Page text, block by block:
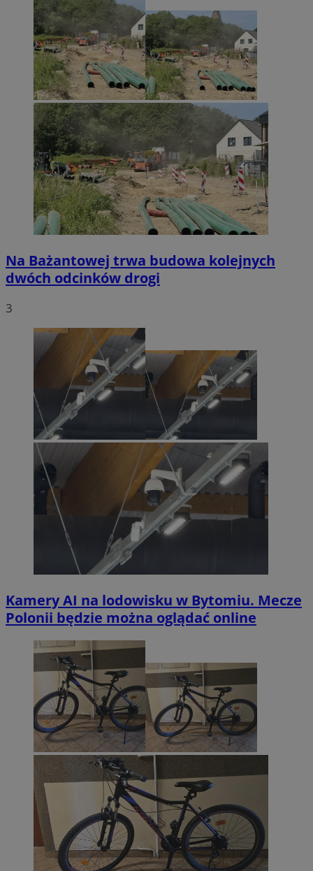
Na Bażantowej trwa budowa kolejnych
dwóch odcinków drogi
3
Kamery AI na lodowisku w Bytomiu. Mecze
Polonii będzie można oglądać online